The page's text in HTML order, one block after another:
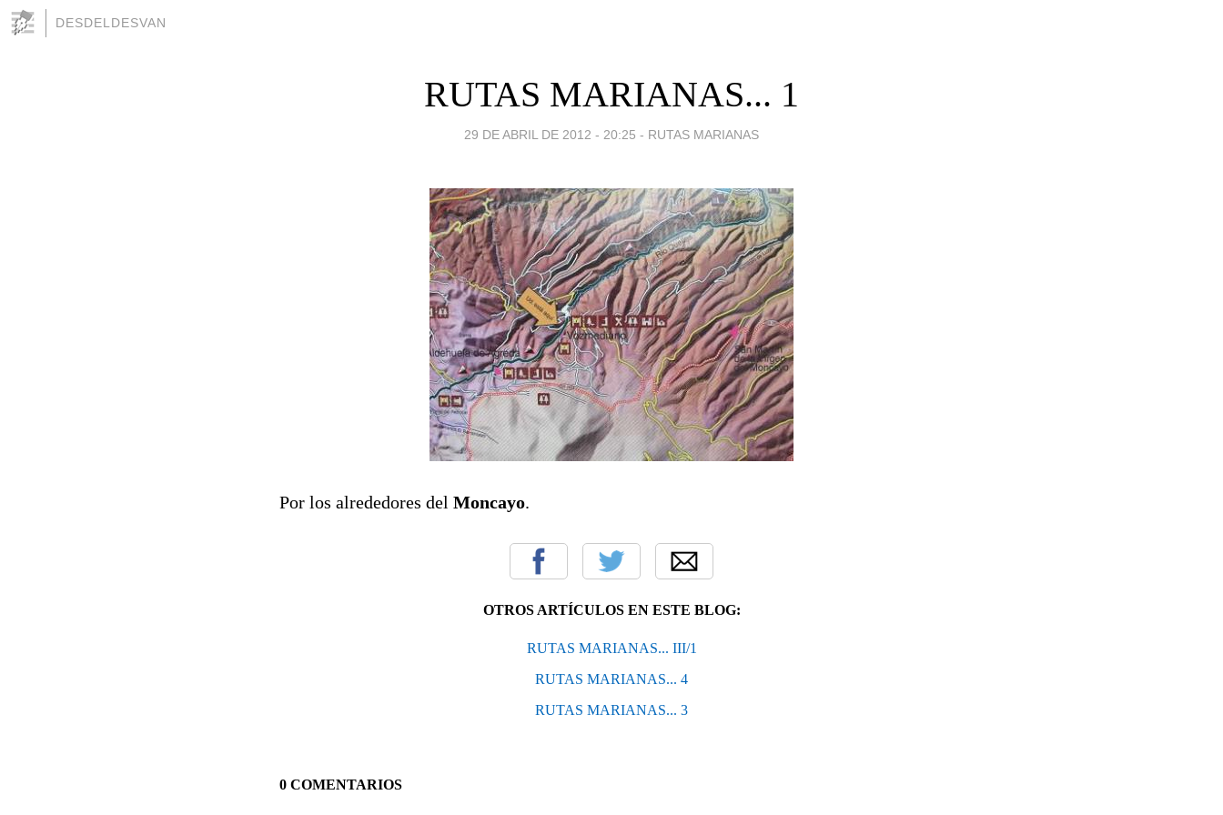
DESDELDESVAN
RUTAS MARIANAS... 1
29 DE ABRIL DE 2012 - 20:25 - RUTAS MARIANAS
Por los alrededores del Moncayo.
OTROS ARTÍCULOS EN ESTE BLOG:
RUTAS MARIANAS... III/1
RUTAS MARIANAS... 4
RUTAS MARIANAS... 3
0 COMENTARIOS